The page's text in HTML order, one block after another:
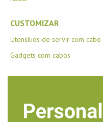
CUSTOMIZAR
Utensílios de servir com cabo
Gadgets com cabos